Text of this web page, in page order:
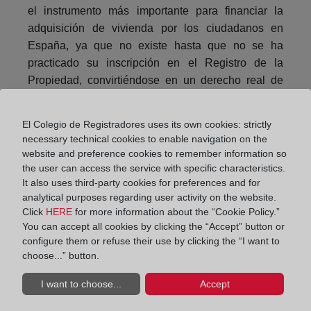
el instrumento más importante para financiar la
adquisición de vivienda por los ciudadanos en
España, ya que no existe hasta que no se ha
practicado su inscripción en el Registro de la
Propiedad, convirtiéndose en un derecho real de
Compartir:
El Colegio de Registradores inicia una campaña
El Colegio de Registradores uses its own cookies: strictly
necessary technical cookies to enable navigation on the
website and preference cookies to remember information so
the user can access the service with specific characteristics.
It also uses third-party cookies for preferences and for
analytical purposes regarding user activity on the website.
Click HERE for more information about the “Cookie Policy.”
You can accept all cookies by clicking the “Accept” button or
configure them or refuse their use by clicking the “I want to
choose...” button.
I want to choose... Accept